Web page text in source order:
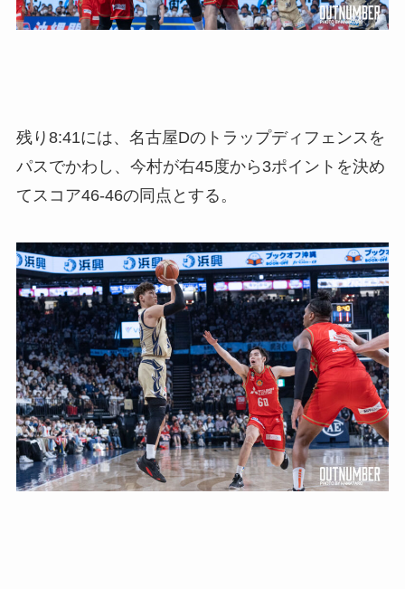
残り8:41には、名古屋Dのトラップディフェンスを
パスでかわし、今村が右45度から3ポイントを決め
てスコア46-46の同点とする。